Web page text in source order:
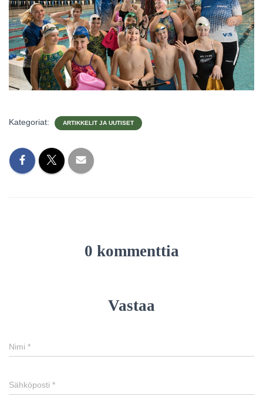
Kategoriat: ARTIKKELIT JA UUTISET
0 kommenttia
Vastaa
Nimi *
Sähköposti *